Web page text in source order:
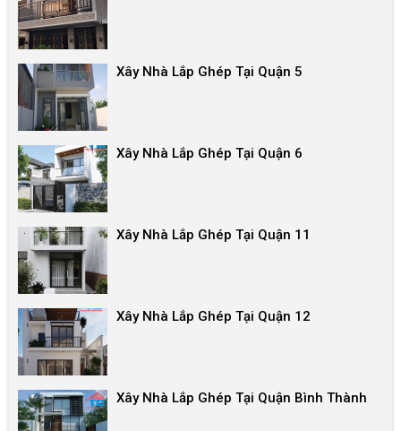
Xây Nhà Lắp Ghép Tại Quận 5
Xây Nhà Lắp Ghép Tại Quận 6
Xây Nhà Lắp Ghép Tại Quận 11
Xây Nhà Lắp Ghép Tại Quận 12
Xây Nhà Lắp Ghép Tại Quận Bình Thành